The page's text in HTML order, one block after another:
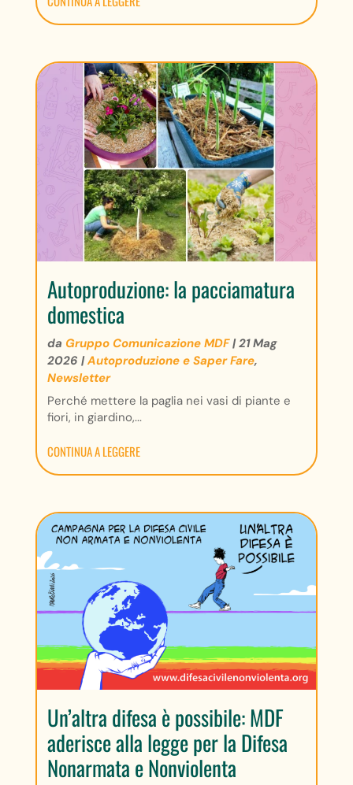
Autoproduzione: la pacciamatura
domestica
da Gruppo Comunicazione MDF|21 Mag
2026 |Autoproduzione e Saper Fare,
Newsletter
Perché mettere la paglia nei vasi di piante e
fiori, in giardino,...
CONTINUA A LEGGERE
Un’altra difesa è possibile: MDF
aderisce alla legge per la Difesa
Nonarmata e Nonviolenta